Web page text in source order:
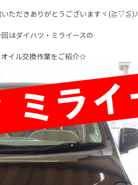
いただきありがとうございますヾ(≧▽≦)ﾉ
回はダイハツ・ミライースの
オイル交換作業をご紹介☆